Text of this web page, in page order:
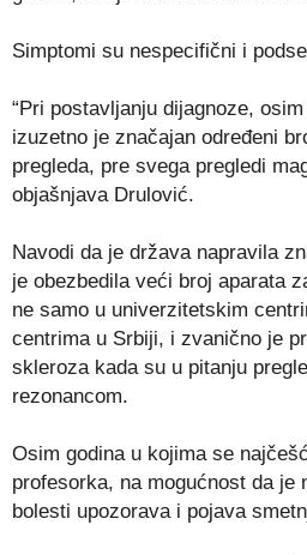
Simptomi su nespecifični i
“Pri postavljanju dijagnoze,
izuzetno je značajan određeni
pregleda, pre svega pregledi
objašnjava Drulović.
Navodi da je država napravila
je obezbedila veći broj aparata
ne samo u univerzitetskim
centrima u Srbiji, i zvanično je
skleroza kada su u pitanju
rezonancom.
Osim godina u kojima se
profesorka, na mogućnost da je
bolesti upozorava i pojava